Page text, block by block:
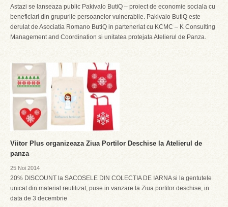
Astazi se lanseaza public Pakivalo ButiQ – proiect de economie sociala cu
beneficiari din grupurile persoanelor vulnerabile. Pakivalo ButiQ este
derulat de Asociatia Romano ButiQ in parteneriat cu KCMC – K Consulting
Management and Coordination si unitatea protejata Atelierul de Panza.
Viitor Plus organizeaza Ziua Portilor Deschise la Atelierul de
panza
25 Noi 2014
20% DISCOUNT la SACOSELE DIN COLECTIA DE IARNA si la gentutele
unicat din material reutilizat, puse in vanzare la Ziua portilor deschise, in
data de 3 decembrie